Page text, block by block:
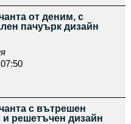
от деним, с
пачуърк дизайн
с вътрешен
и решетъчен дизайн